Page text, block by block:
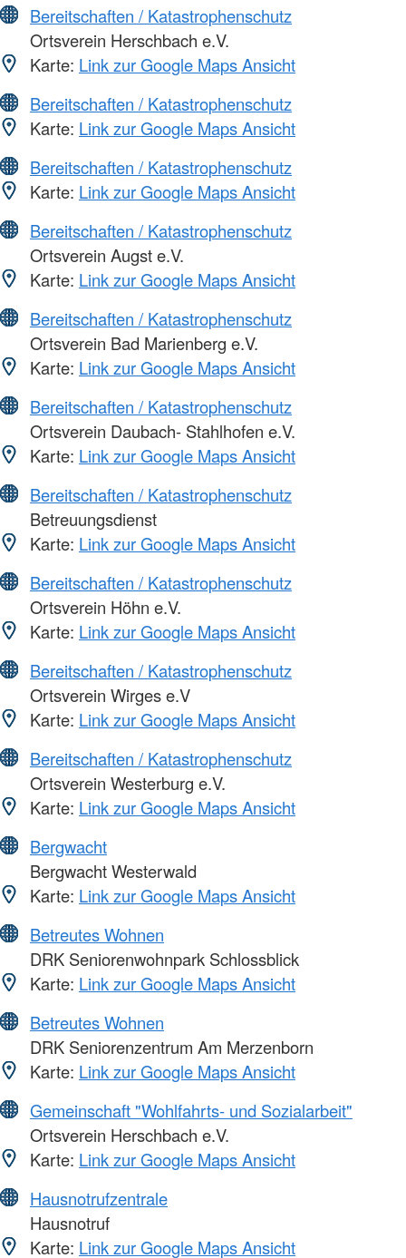
Bereitschaften / Katastrophenschutz
Ortsverein Herschbach e.V.
Karte: Link zur Google Maps Ansicht
Bereitschaften / Katastrophenschutz
Karte: Link zur Google Maps Ansicht
Bereitschaften / Katastrophenschutz
Karte: Link zur Google Maps Ansicht
Bereitschaften / Katastrophenschutz
Ortsverein Augst e.V.
Karte: Link zur Google Maps Ansicht
Bereitschaften / Katastrophenschutz
Ortsverein Bad Marienberg e.V.
Karte: Link zur Google Maps Ansicht
Bereitschaften / Katastrophenschutz
Ortsverein Daubach- Stahlhofen e.V.
Karte: Link zur Google Maps Ansicht
Bereitschaften / Katastrophenschutz
Betreuungsdienst
Karte: Link zur Google Maps Ansicht
Bereitschaften / Katastrophenschutz
Ortsverein Höhn e.V.
Karte: Link zur Google Maps Ansicht
Bereitschaften / Katastrophenschutz
Ortsverein Wirges e.V
Karte: Link zur Google Maps Ansicht
Bereitschaften / Katastrophenschutz
Ortsverein Westerburg e.V.
Karte: Link zur Google Maps Ansicht
Bergwacht
Bergwacht Westerwald
Karte: Link zur Google Maps Ansicht
Betreutes Wohnen
DRK Seniorenwohnpark Schlossblick
Karte: Link zur Google Maps Ansicht
Betreutes Wohnen
DRK Seniorenzentrum Am Merzenborn
Karte: Link zur Google Maps Ansicht
Gemeinschaft "Wohlfahrts- und Sozialarbeit"
Ortsverein Herschbach e.V.
Karte: Link zur Google Maps Ansicht
Hausnotrufzentrale
Hausnotruf
Karte: Link zur Google Maps Ansicht